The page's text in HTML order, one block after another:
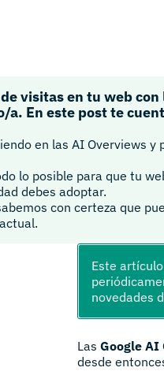
visitas en tu web
a. En este post te
en las AI Overviews y
lo posible para que tu
debes adoptar.
con certeza que
Este
novedades
Las Google AI
desde